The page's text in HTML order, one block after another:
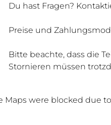
Du hast Fragen?
Preise und
Bitte beachte, dass die
Stornieren müssen
Maps were blocked due